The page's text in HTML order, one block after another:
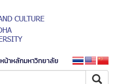
หน้าหลักมหาวิทยาลัย